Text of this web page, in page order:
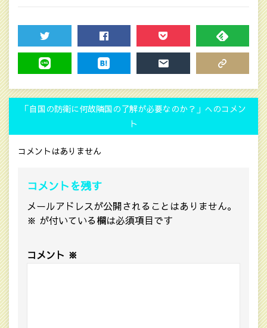
TWEET SHARE POCKET FEEDLY
「自国の防衛に何故隣国の了解が必要なのか？」へのコメン
ト
コメントはありません
コメントを残す
メールアドレスが公開されることはありません。
※ が付いている欄は必須項目です
コメント ※